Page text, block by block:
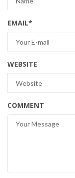
EMAIL*
WEBSITE
COMMENT